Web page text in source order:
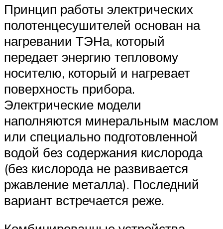
Принцип работы электрических
полотенцесушителей основан на
нагревании ТЭНа, который
передает энергию тепловому
носителю, который и нагревает
поверхность прибора.
Электрические модели
наполняются минеральным маслом
или специально подготовленной
водой без содержания кислорода
(без кислорода не развивается
ржавление металла). Последний
вариант встречается реже.